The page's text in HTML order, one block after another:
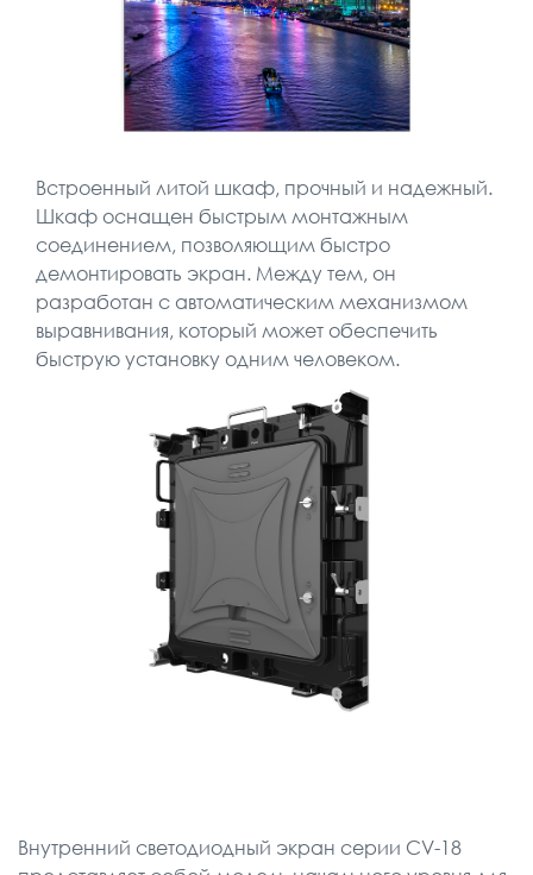
Встроенный литой шкаф, прочный и надежный.
Шкаф оснащен быстрым монтажным
соединением, позволяющим быстро
демонтировать экран. Между тем, он
разработан с автоматическим механизмом
выравнивания, который может обеспечить
быструю установку одним человеком.
Внутренний светодиодный экран серии CV-18